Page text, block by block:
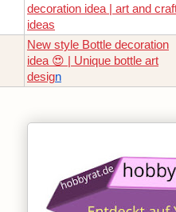
decoration idea | art and
ideas
New style Bottle decoration
idea 😍 | Unique bottle art
design